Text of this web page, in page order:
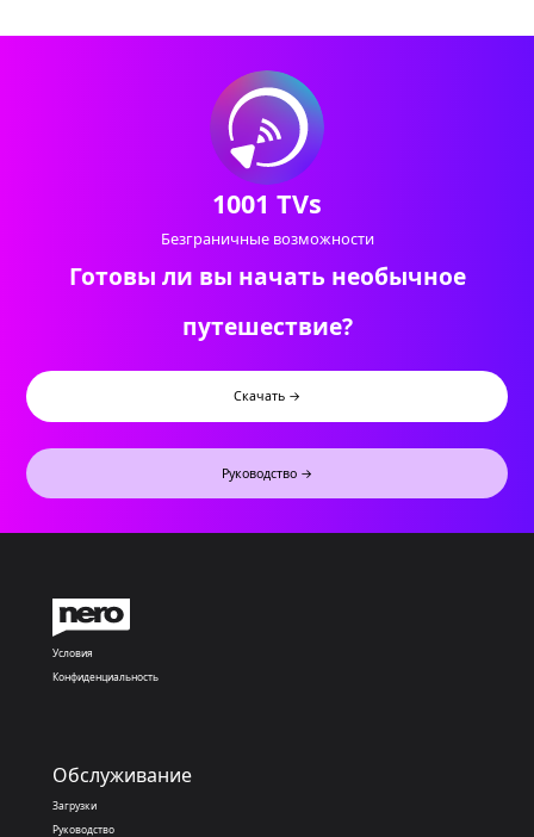
1001 TVs
Безграничные возможности
Готовы ли вы начать необычное
путешествие?
Скачать →
Руководство →
Условия
Конфиденциальность
Обслуживание
Загрузки
Руководство